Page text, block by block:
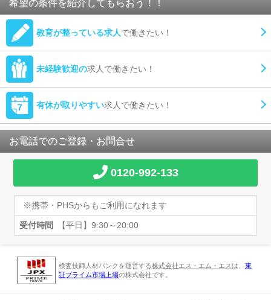
希望の条件を紹介してもらおう！！
教育が整っている求人で働きたい！
未経験歓迎の求人で働きたい！
有休が取りやすい求人で働きたい！
お電話でのご登録・お問合せ
0120-992-133
※携帯・PHSからもご利用になれます
受付時間 【平日】9:30～20:00
検査技師人材バンクを運営する株式会社エス・エム・エスは、東
証プライム市場上場の株式会社です。